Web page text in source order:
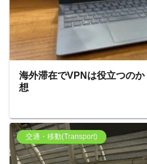
海外滞在でVPNは役立つの
想
交通・移動(Transport)